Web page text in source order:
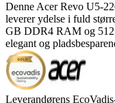
Denne Acer Revo U5-
leverer ydelse i fuld
GB DDR4 RAM og 512
elegant og
Leverandørens